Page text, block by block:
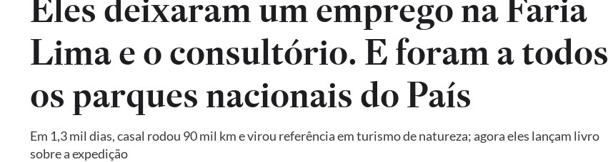
Lima e o consultório. E foram a todos
os parques nacionais do País
Em 1,3 mil dias, casal rodou 90 mil km e virou referência em turismo de natureza; agora eles lançam livro
sobre a expedição